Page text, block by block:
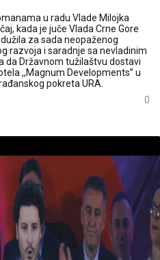
u radu Vlade Milojka
kada je juče Vlada Crne Gore
za sada neopaženog
razvoja i saradnje sa nevladinim
da Državnom tužilaštvu dostavi
,,Magnum Developments” u
pokreta URA.
0